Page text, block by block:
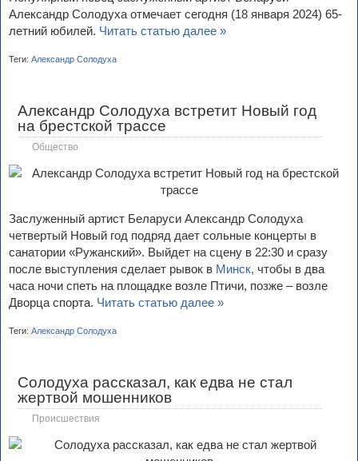
Александр Солодуха отмечает сегодня (18 января 2024) 65-
летний юбилей. Читать статью далее »
Теги: Александр Солодуха
Александр Солодуха встретит Новый год
на брестской трассе
Общество
Заслуженный артист Беларуси Александр Солодуха
четвертый Новый год подряд дает сольные концерты в
санатории «Ружанский». Выйдет на сцену в 22:30 и сразу
после выступления сделает рывок в Минск, чтобы в два
часа ночи спеть на площадке возле Птичи, позже – возле
Дворца спорта. Читать статью далее »
Теги: Александр Солодуха
Солодуха рассказал, как едва не стал
жертвой мошенников
Происшествия